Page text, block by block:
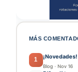
MÁS
1
Blog · Nov 16